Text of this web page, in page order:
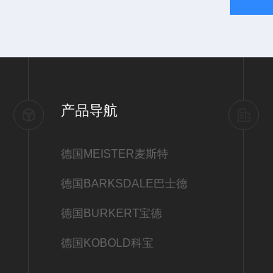
产品导航
德国MEISTER麦斯特
德国BARKSDALE巴士德
德国BURKERT宝德
德国KOBOLD科宝